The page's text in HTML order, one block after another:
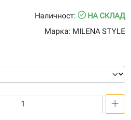
Наличност:
НА СКЛАД
Марка: MILENA STYLE